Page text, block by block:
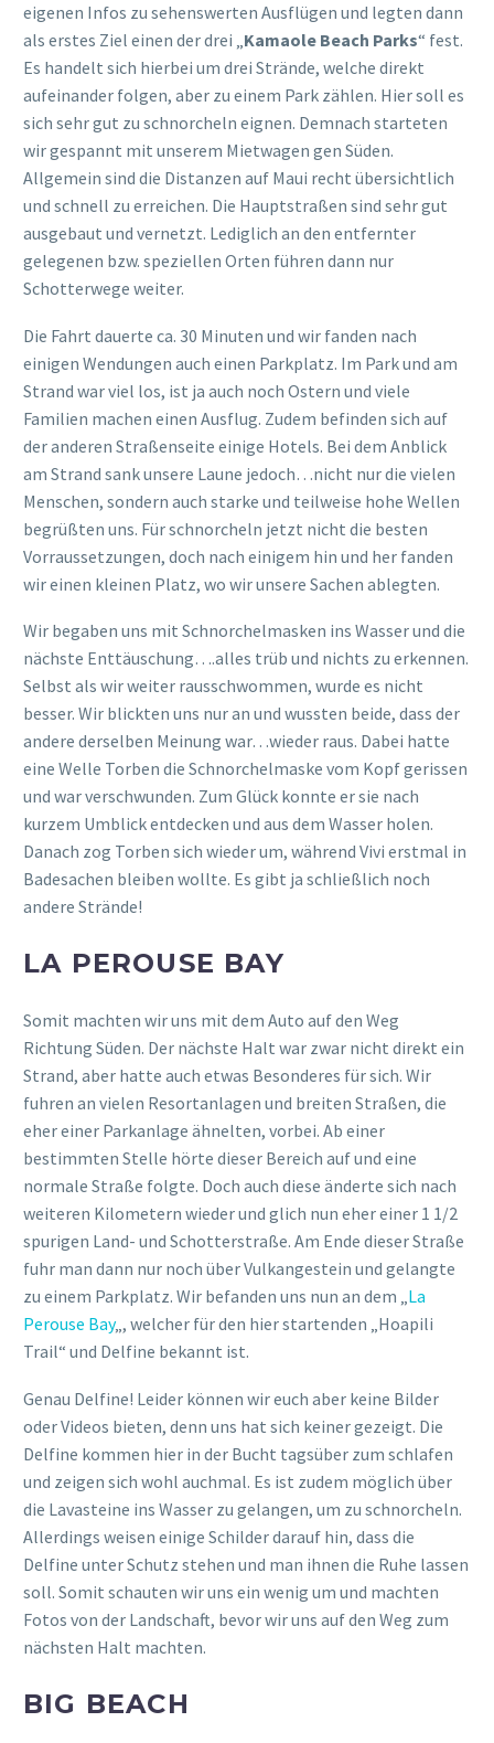
eigenen Infos zu sehenswerten Ausflügen und legten dann
als erstes Ziel einen der drei „Kamaole Beach Parks“ fest.
Es handelt sich hierbei um drei Strände, welche direkt
aufeinander folgen, aber zu einem Park zählen. Hier soll es
sich sehr gut zu schnorcheln eignen. Demnach starteten
wir gespannt mit unserem Mietwagen gen Süden.
Allgemein sind die Distanzen auf Maui recht übersichtlich
und schnell zu erreichen. Die Hauptstraßen sind sehr gut
ausgebaut und vernetzt. Lediglich an den entfernter
gelegenen bzw. speziellen Orten führen dann nur
Schotterwege weiter.
Die Fahrt dauerte ca. 30 Minuten und wir fanden nach
einigen Wendungen auch einen Parkplatz. Im Park und am
Strand war viel los, ist ja auch noch Ostern und viele
Familien machen einen Ausflug. Zudem befinden sich auf
der anderen Straßenseite einige Hotels. Bei dem Anblick
am Strand sank unsere Laune jedoch…nicht nur die vielen
Menschen, sondern auch starke und teilweise hohe Wellen
begrüßten uns. Für schnorcheln jetzt nicht die besten
Vorraussetzungen, doch nach einigem hin und her fanden
wir einen kleinen Platz, wo wir unsere Sachen ablegten.
Wir begaben uns mit Schnorchelmasken ins Wasser und die
nächste Enttäuschung….alles trüb und nichts zu erkennen.
Selbst als wir weiter rausschwommen, wurde es nicht
besser. Wir blickten uns nur an und wussten beide, dass der
andere derselben Meinung war…wieder raus. Dabei hatte
eine Welle Torben die Schnorchelmaske vom Kopf gerissen
und war verschwunden. Zum Glück konnte er sie nach
kurzem Umblick entdecken und aus dem Wasser holen.
Danach zog Torben sich wieder um, während Vivi erstmal in
Badesachen bleiben wollte. Es gibt ja schließlich noch
andere Strände!
LA PEROUSE BAY
Somit machten wir uns mit dem Auto auf den Weg
Richtung Süden. Der nächste Halt war zwar nicht direkt ein
Strand, aber hatte auch etwas Besonderes für sich. Wir
fuhren an vielen Resortanlagen und breiten Straßen, die
eher einer Parkanlage ähnelten, vorbei. Ab einer
bestimmten Stelle hörte dieser Bereich auf und eine
normale Straße folgte. Doch auch diese änderte sich nach
weiteren Kilometern wieder und glich nun eher einer 1 1/2
spurigen Land- und Schotterstraße. Am Ende dieser Straße
fuhr man dann nur noch über Vulkangestein und gelangte
zu einem Parkplatz. Wir befanden uns nun an dem „La
Perouse Bay„, welcher für den hier startenden „Hoapili
Trail“ und Delfine bekannt ist.
Genau Delfine! Leider können wir euch aber keine Bilder
oder Videos bieten, denn uns hat sich keiner gezeigt. Die
Delfine kommen hier in der Bucht tagsüber zum schlafen
und zeigen sich wohl auchmal. Es ist zudem möglich über
die Lavasteine ins Wasser zu gelangen, um zu schnorcheln.
Allerdings weisen einige Schilder darauf hin, dass die
Delfine unter Schutz stehen und man ihnen die Ruhe lassen
soll. Somit schauten wir uns ein wenig um und machten
Fotos von der Landschaft, bevor wir uns auf den Weg zum
nächsten Halt machten.
BIG BEACH